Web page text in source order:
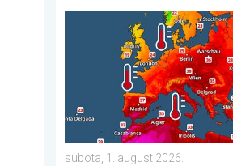
Europska mora neobično
subota, 1. august 2026.